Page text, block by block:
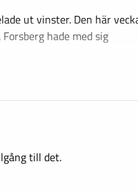
ut vinster. Den här
hade med sig
till det.